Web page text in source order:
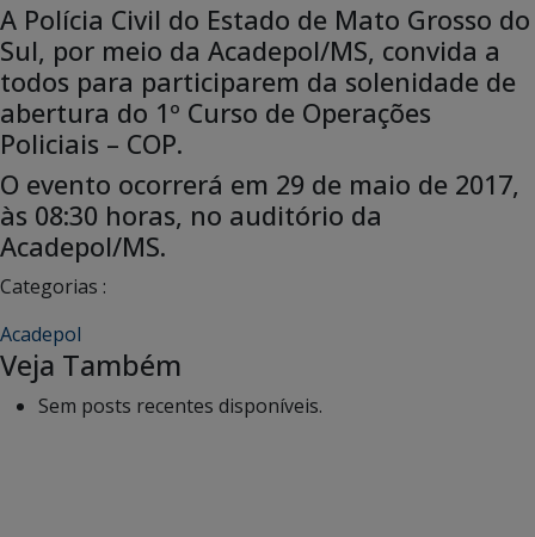
A Polícia Civil do Estado de Mato Grosso do
Sul, por meio da Acadepol/MS, convida a
todos para participarem da solenidade de
abertura do 1º Curso de Operações
Policiais – COP.
O evento ocorrerá em 29 de maio de 2017,
às 08:30 horas, no auditório da
Acadepol/MS.
Categorias :
Acadepol
Veja Também
Sem posts recentes disponíveis.